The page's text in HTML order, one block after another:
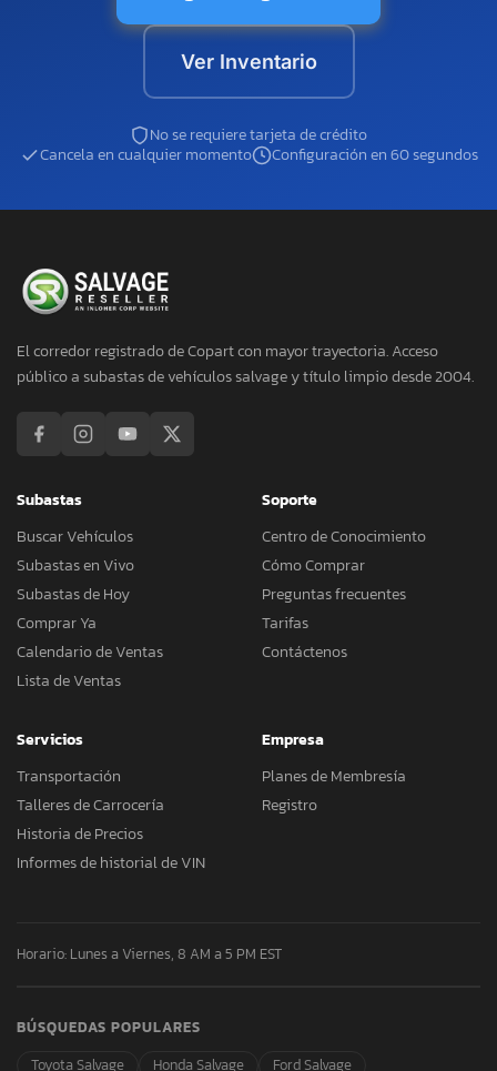
Ver Inventario
No se requiere tarjeta de crédito
Cancela en cualquier momento
Configuración en 60 segundos
El corredor registrado de Copart con mayor trayectoria. Acceso
público a subastas de vehículos salvage y título limpio desde 2004.
Subastas
Buscar Vehículos
Subastas en Vivo
Subastas de Hoy
Comprar Ya
Calendario de Ventas
Lista de Ventas
Soporte
Centro de Conocimiento
Cómo Comprar
Preguntas frecuentes
Tarifas
Contáctenos
Servicios
Transportación
Talleres de Carrocería
Historia de Precios
Informes de historial de VIN
Empresa
Planes de Membresía
Registro
Horario: Lunes a Viernes, 8 AM a 5 PM EST
BÚSQUEDAS POPULARES
Toyota Salvage
Honda Salvage Ford Salvage